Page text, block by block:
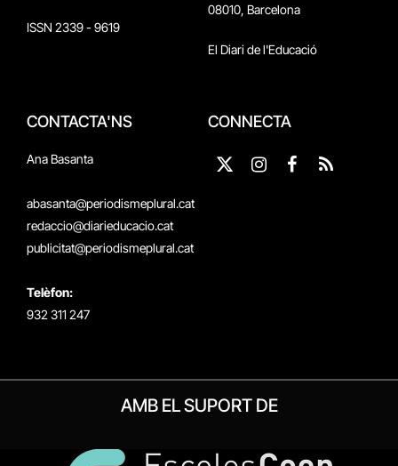
ISSN 2339 - 9619
08010, Barcelona
El Diari de l'Educació
CONTACTA'NS
Ana Basanta
abasanta@periodismeplural.cat
redaccio@diarieducacio.cat
publicitat@periodismeplural.cat
Telèfon:
932 311 247
CONNECTA
X
Instagram
Facebook
RSS
AMB EL SUPORT DE